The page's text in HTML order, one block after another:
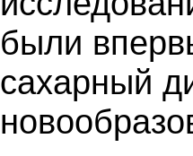
были
сахарный